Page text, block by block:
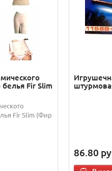
Fir Slim
Fir Slim (Фир
86.80